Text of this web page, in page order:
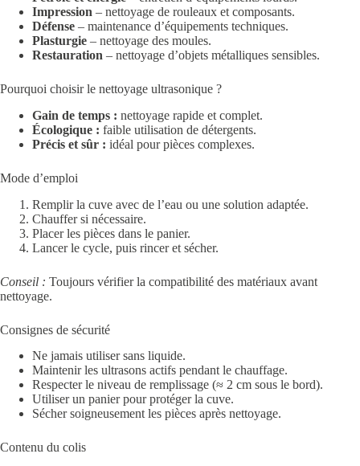
Impression – nettoyage de rouleaux et composants.
Défense – maintenance d’équipements techniques.
Plasturgie – nettoyage des moules.
Restauration – nettoyage d’objets métalliques sensibles.
Pourquoi choisir le nettoyage ultrasonique ?
Gain de temps : nettoyage rapide et complet.
Écologique : faible utilisation de détergents.
Précis et sûr : idéal pour pièces complexes.
Mode d’emploi
Remplir la cuve avec de l’eau ou une solution adaptée.
Chauffer si nécessaire.
Placer les pièces dans le panier.
Lancer le cycle, puis rincer et sécher.
Conseil : Toujours vérifier la compatibilité des matériaux avant
nettoyage.
Consignes de sécurité
Ne jamais utiliser sans liquide.
Maintenir les ultrasons actifs pendant le chauffage.
Respecter le niveau de remplissage (≈ 2 cm sous le bord).
Utiliser un panier pour protéger la cuve.
Sécher soigneusement les pièces après nettoyage.
Contenu du colis